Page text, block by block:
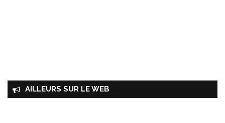
AILLEURS SUR LE WEB